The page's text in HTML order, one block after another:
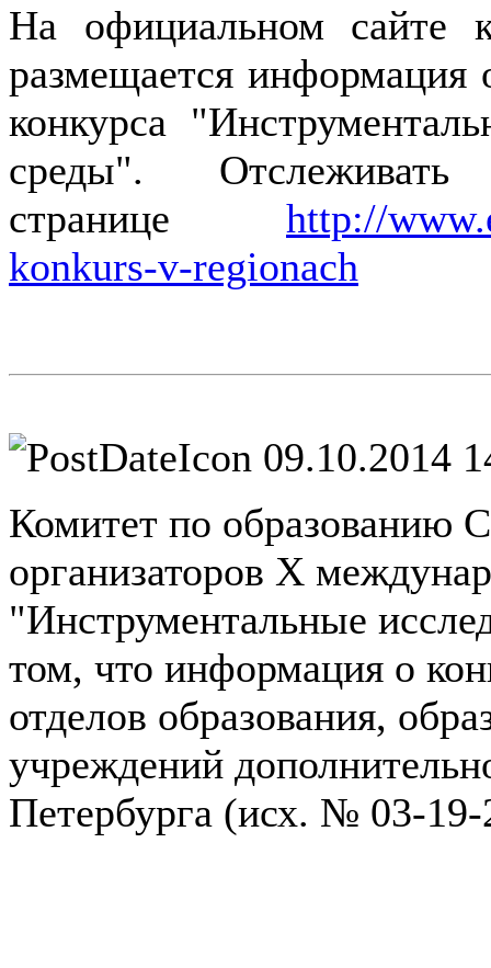
На официальном сайте
размещается информация
конкурса
среды".
странице http://
konkurs-v-regionach
09.10.2014
Комитет по образованию
организаторов Х
"Инструментальные
том, что информация о
отделов образования,
учреждений
Петербурга (исх. № 03-